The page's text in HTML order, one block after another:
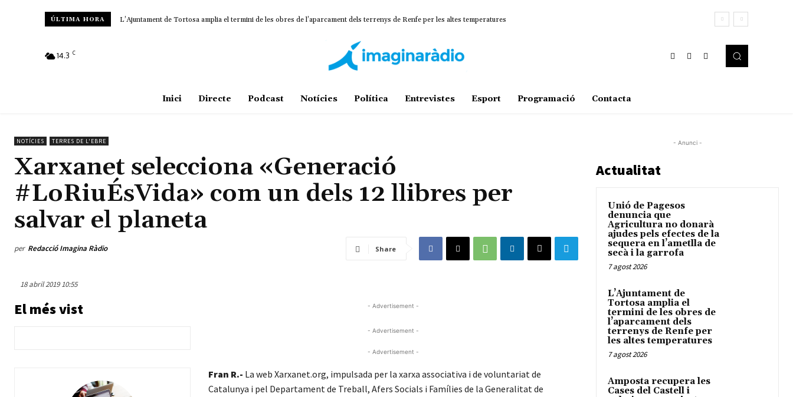
ÚLTIMA HORA L’Ajuntament de Tortosa amplia el termini de les obres de l’aparcament dels terrenys de Renfe per les altes temperatures
14.3 C
Inici Directe Podcast Notícies Política Entrevistes Esport Programació Contacta
NOTÍCIES TERRES DE L'EBRE
Xarxanet selecciona «Generació
#LoRiuÉsVida» com un dels 12 llibres per
salvar el planeta
per Redacció Imagina Ràdio Share
18 abril 2019 10:55
El més vist - Advertisement -
- Advertisement -
- Advertisement -
Fran R.- La web Xarxanet.org, impulsada per la xarxa associativa i de voluntariat de
Catalunya i pel Departament de Treball, Afers Socials i Famílies de la Generalitat de
- Anunci -
Actualitat
Unió de Pagesos
denuncia que
Agricultura no donarà
ajudes pels efectes de la
sequera en l’ametlla de
secà i la garrofa
7 agost 2026
L’Ajuntament de
Tortosa amplia el
termini de les obres de
l’aparcament dels
terrenys de Renfe per
les altes temperatures
7 agost 2026
Amposta recupera les
Cases del Castell i